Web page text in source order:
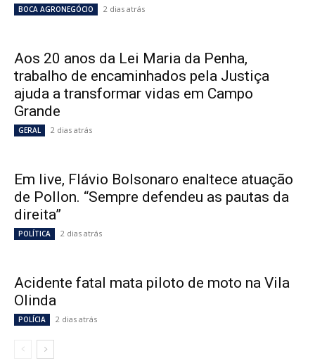
BOCA AGRONEGÓCIO 2 dias atrás
Aos 20 anos da Lei Maria da Penha,
trabalho de encaminhados pela Justiça
ajuda a transformar vidas em Campo
Grande
GERAL 2 dias atrás
Em live, Flávio Bolsonaro enaltece atuação
de Pollon. “Sempre defendeu as pautas da
direita”
POLÍTICA 2 dias atrás
Acidente fatal mata piloto de moto na Vila
Olinda
POLÍCIA 2 dias atrás